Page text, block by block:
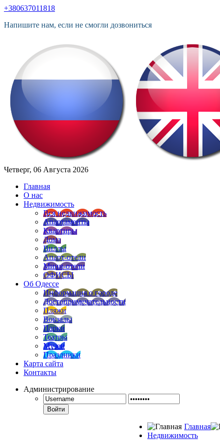
+380637011818
Напишите нам, если не смогли дозвониться
Четверг, 06 Августа 2026
Главная
О нас
Недвижимость
Вся недвижимость
Апартаменты
Квартиры
Дома
Виллы
Апарт-отели
Мини-отели
ОФИСЫ
Об Одессе
Информация о городе
Достопримечательности
Пляжи
Вокзалы
Парки
Театры
Музеи
Праздники
Карта сайта
Контакты
Администрирование
Войти
Главная
Недвижимость